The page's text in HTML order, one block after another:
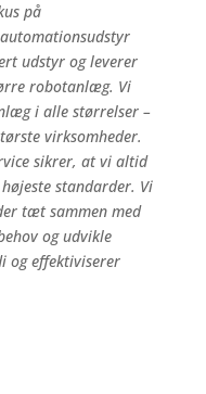
på
udstyr og leverer
robotanlæg. Vi
i alle størrelser –
virksomheder.
sikrer, at vi altid
standarder. Vi
tæt sammen med
og udvikle
og effektiviserer